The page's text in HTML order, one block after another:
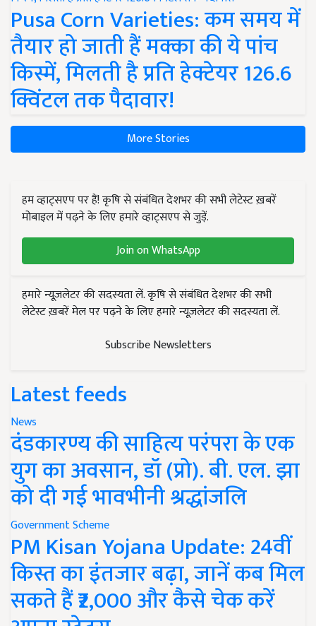
Pusa Corn Varieties: कम समय में
तैयार हो जाती हैं मक्का की ये पांच
किस्में, मिलती है प्रति हेक्टेयर 126.6
क्विंटल तक पैदावार!
More Stories
हम व्हाट्सएप पर हैं! कृषि से संबंधित देशभर की सभी लेटेस्ट ख़बरें
मोबाइल में पढ़ने के लिए हमारे व्हाट्सएप से जुड़ें.
Join on WhatsApp
हमारे न्यूज़लेटर की सदस्यता लें. कृषि से संबंधित देशभर की सभी
लेटेस्ट ख़बरें मेल पर पढ़ने के लिए हमारे न्यूज़लेटर की सदस्यता लें.
Subscribe Newsletters
Latest feeds
News
दंडकारण्य की साहित्य परंपरा के एक
युग का अवसान, डॉ (प्रो). बी. एल. झा
को दी गई भावभीनी श्रद्धांजलि
Government Scheme
PM Kisan Yojana Update: 24वीं
किस्त का इंतजार बढ़ा, जानें कब मिल
सकते हैं ₹2,000 और कैसे चेक करें